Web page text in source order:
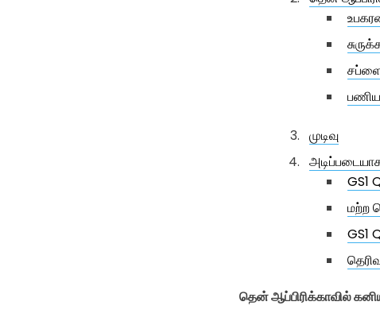
முடிவு
GS1
மற்ற
GS1
தென் ஆப்பிரிக்காவில்